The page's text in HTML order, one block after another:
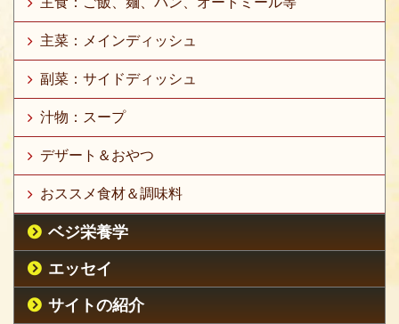
主菜：メインディッシュ
副菜：サイドディッシュ
汁物：スープ
デザート＆おやつ
おススメ食材＆調味料
ベジ栄養学
エッセイ
サイトの紹介